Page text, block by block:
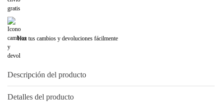
Haz tus cambios y devoluciones fácilmente
Descripción del producto
Detalles del producto